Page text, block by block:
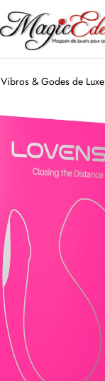
Vibros & Godes de Luxe